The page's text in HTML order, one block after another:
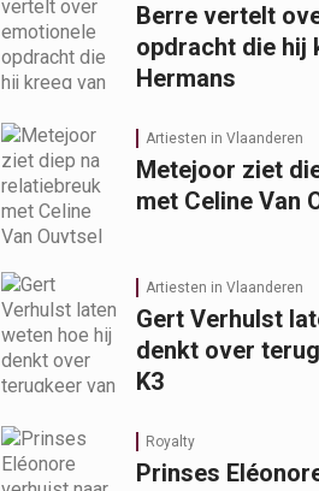
Berre vertelt
opdracht die hij
Hermans
Artiesten in Vlaanderen
Metejoor ziet
met Celine Van
Artiesten in Vlaanderen
Gert Verhulst
denkt over
K3
Royalty
Prinses